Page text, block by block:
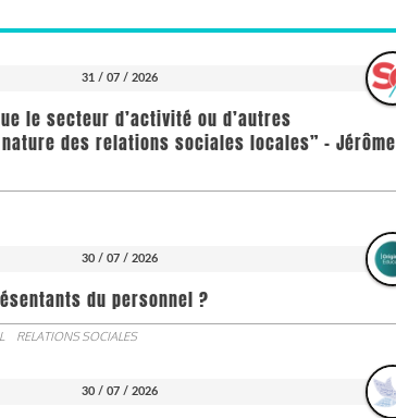
31 / 07 / 2026
le secteur d’activité ou d’autres
des relations sociales locales” - Jérôme
30 / 07 / 2026
du personnel ?
RELATIONS SOCIALES
30 / 07 / 2026